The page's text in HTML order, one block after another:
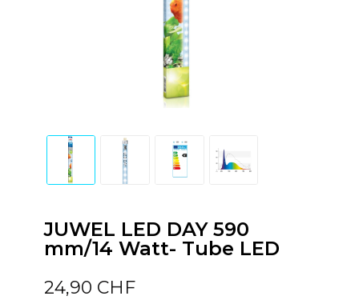
JUWEL LED DAY 590
mm/14 Watt- Tube LED
24,90 CHF